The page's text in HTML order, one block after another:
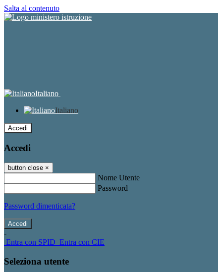
Salta al contenuto
Italiano
Italiano
Accedi
Accedi
button close ×
Nome Utente
Password
Password dimenticata?
-
Entra con SPID Entra con CIE
Seleziona utente